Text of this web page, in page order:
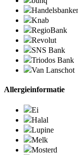
Knab
RegioBank
Revolut
SNS Bank
Triodos Bank
Van Lanschot
Allergieinformatie
Ei
Halal
Lupine
Melk
Mosterd